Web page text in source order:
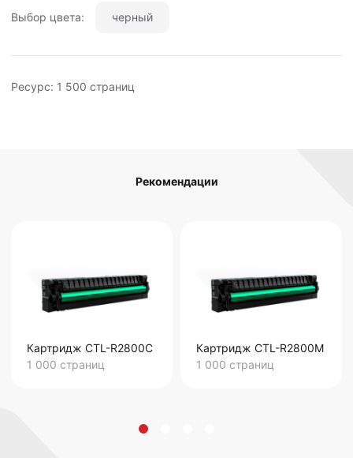
Выбор цвета: черный
Ресурс: 1 500 страниц
Рекомендации
Картридж CTL-R2800C
1 000 страниц
Картридж CTL-R2800M
1 000 страниц